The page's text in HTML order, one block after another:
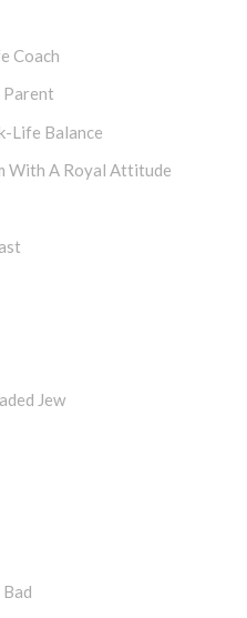
Coach
Parent
Life Balance
With A Royal Attitude
Jew